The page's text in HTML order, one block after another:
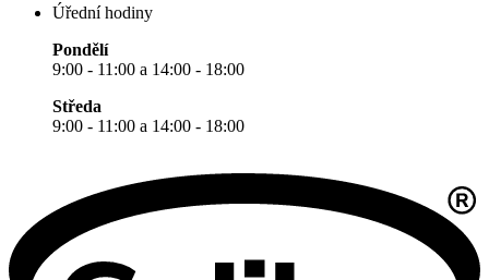
Úřední hodiny
Pondělí
9:00 - 11:00 a 14:00 - 18:00
Středa
9:00 - 11:00 a 14:00 - 18:00